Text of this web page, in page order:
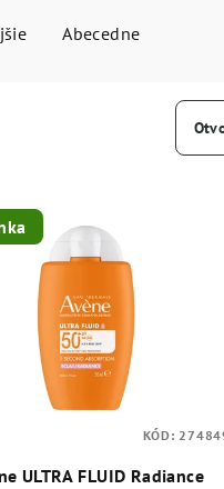
Abecedne
ULTRA FLUID Radiance
KÓD: